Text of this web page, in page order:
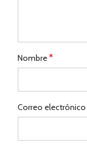
Nombre*
Correo electrónico